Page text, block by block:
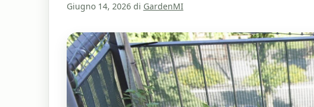
Giugno 14, 2026 di GardenMI